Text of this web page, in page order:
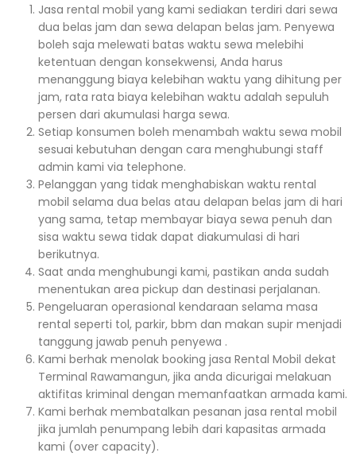
Jasa rental mobil yang kami sediakan terdiri dari sewa
dua belas jam dan sewa delapan belas jam. Penyewa
boleh saja melewati batas waktu sewa melebihi
ketentuan dengan konsekwensi, Anda harus
menanggung biaya kelebihan waktu yang dihitung per
jam, rata rata biaya kelebihan waktu adalah sepuluh
persen dari akumulasi harga sewa.
Setiap konsumen boleh menambah waktu sewa mobil
sesuai kebutuhan dengan cara menghubungi staff
admin kami via telephone.
Pelanggan yang tidak menghabiskan waktu rental
mobil selama dua belas atau delapan belas jam di hari
yang sama, tetap membayar biaya sewa penuh dan
sisa waktu sewa tidak dapat diakumulasi di hari
berikutnya.
Saat anda menghubungi kami, pastikan anda sudah
menentukan area pickup dan destinasi perjalanan.
Pengeluaran operasional kendaraan selama masa
rental seperti tol, parkir, bbm dan makan supir menjadi
tanggung jawab penuh penyewa .
Kami berhak menolak booking jasa Rental Mobil dekat
Terminal Rawamangun, jika anda dicurigai melakuan
aktifitas kriminal dengan memanfaatkan armada kami.
Kami berhak membatalkan pesanan jasa rental mobil
jika jumlah penumpang lebih dari kapasitas armada
kami (over capacity).